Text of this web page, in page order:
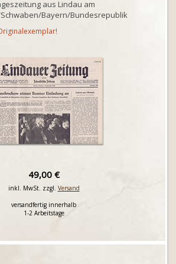
aus Lindau am
Bayern/Bundesrepublik
49,00 €
inkl. MwSt. zzgl. Versand
versandfertig innerhalb
1-2 Arbeitstage